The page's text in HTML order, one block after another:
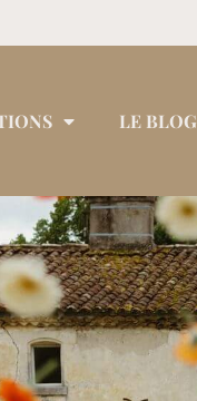
LE BLOG